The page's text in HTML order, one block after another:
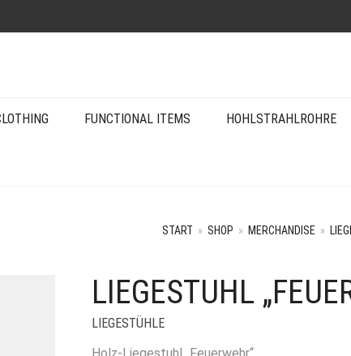
FUNCTIONAL ITEMS HOHLSTRAHLROHRE
START » SHOP » MERCHANDISE »
LIEGESTUHL
LIEGESTÜHLE